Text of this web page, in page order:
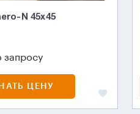
N 45х45
запросу
ЦЕНУ